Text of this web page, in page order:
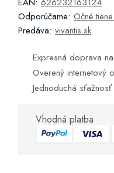
Odporúčame: Očné
Predáva: vivantis.sk
Expresná doprava
Overený internetový
Jednoduchá sťažnosť
Vhodná platba